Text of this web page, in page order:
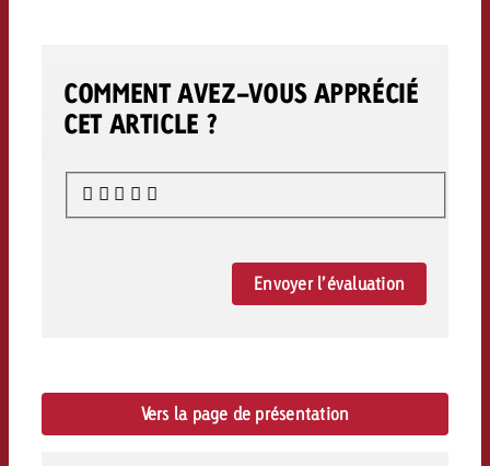
COMMENT AVEZ-VOUS APPRÉCIÉ
CET ARTICLE ?
Envoyer l’évaluation
Vers la page de présentation